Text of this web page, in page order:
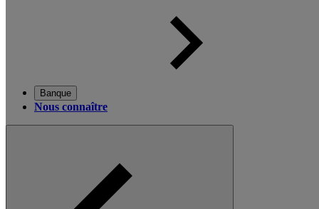
Banque
Nous connaître